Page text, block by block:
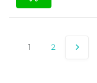
1 2